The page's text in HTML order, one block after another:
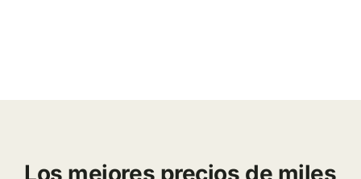
Los mejores precios de miles